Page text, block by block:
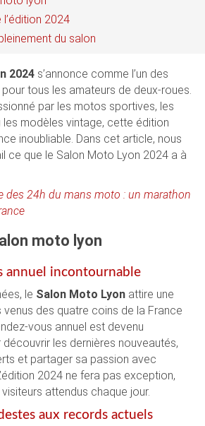
2024
du salon
2024s’annonce comme l’un des
tous les amateurs de deux-roues.
par les motos sportives, les
modèles vintage, cette édition
inoubliable. Dans cet article, nous
ce que le Salon Moto Lyon 2024 a à
des 24h du mans moto : un marathon
moto lyon
annuel incontournable
le Salon Moto Lyonattire une
des quatre coins de la France
vous annuel est devenu
les dernières nouveautés,
et partager sa passion avec
2024 ne fera pas exception,
attendus chaque jour.
aux records actuels